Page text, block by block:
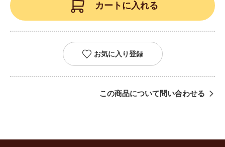
カートに入れる
お気に入り登録
この商品について問い合わせる